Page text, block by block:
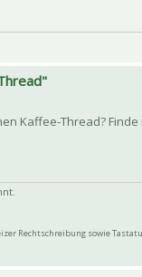
Kaffee-Thread?
Rechtschreibung sowie